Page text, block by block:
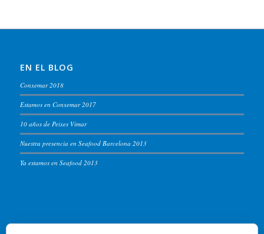
EN EL BLOG
Conxemar 2018
Estamos en Conxemar 2017
10 años de Peixes Vimar
Nuestra presencia en Seafood Barcelona 2013
Ya estamos en Seafood 2013